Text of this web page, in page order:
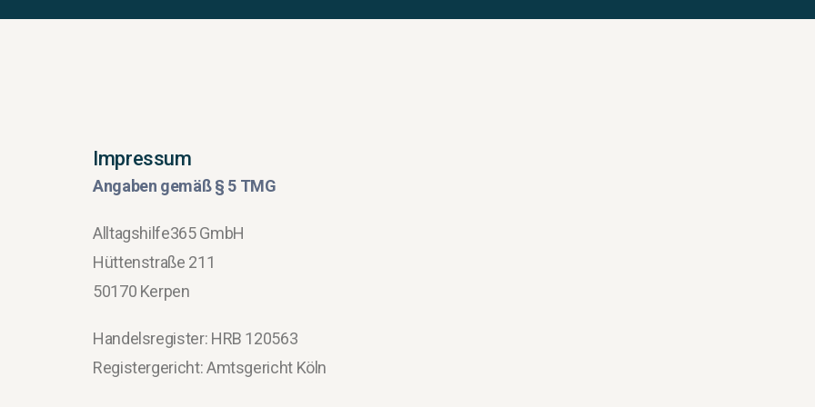
Impressum
Angaben gemäß § 5 TMG
Alltagshilfe365 GmbH
Hüttenstraße 211
50170 Kerpen
Handelsregister: HRB 120563
Registergericht: Amtsgericht Köln